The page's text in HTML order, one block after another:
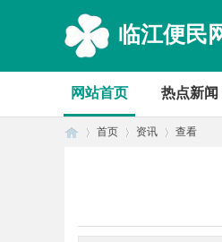
临江便民
网站首页 热点新闻
首页 资讯 查看